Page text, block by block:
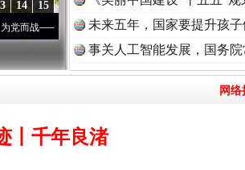
15
14
百年“纪”事⑧加强纪律..·[视频] 牢记初心使命 奋进复兴
未来五年，国家要提升孩
事关人工智能发展，国务
网
丨千年良渚